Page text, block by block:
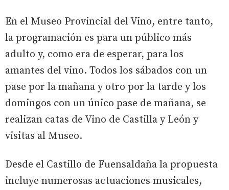
En el Museo Provincial del Vino, entre tanto,
la programación es para un público más
adulto y, como era de esperar, para los
amantes del vino. Todos los sábados con un
pase por la mañana y otro por la tarde y los
domingos con un único pase de mañana, se
realizan catas de Vino de Castilla y León y
visitas al Museo.
Desde el Castillo de Fuensaldaña la propuesta
incluye numerosas actuaciones musicales,